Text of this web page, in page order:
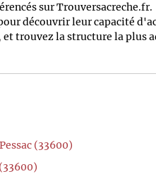
sur Trouversacreche.fr.
découvrir leur capacité
trouvez la structure la plus
(33600)